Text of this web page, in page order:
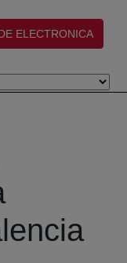
en nueva ventana)
ELECTRONICA